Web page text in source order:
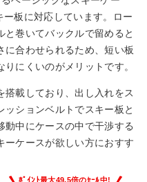
板に対応しています。ロー
と巻いてバックルで留めると
に合わせられるため、短い板
にくいのがメリットです。
搭載しており、出し入れをス
ッションベルトでスキー板と
動中にケースの中で干渉する
ーケースが欲しい方におすす